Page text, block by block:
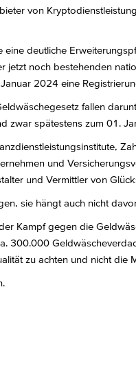
von
deutliche
jetzt noch bestehenden
2024 eine
fallen
zwar spätestens zum 01.
und
und Vermittler von
sie hängt auch nicht
Kampf gegen die
300.000
zu achten und nicht die